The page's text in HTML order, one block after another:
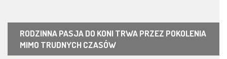
RODZINNA PASJA DO KONI TRWA PRZEZ POKOLENIA
MIMO TRUDNYCH CZASÓW